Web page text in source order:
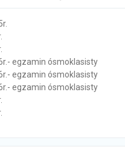
egzamin ósmoklasisty
egzamin ósmoklasisty
egzamin ósmoklasisty